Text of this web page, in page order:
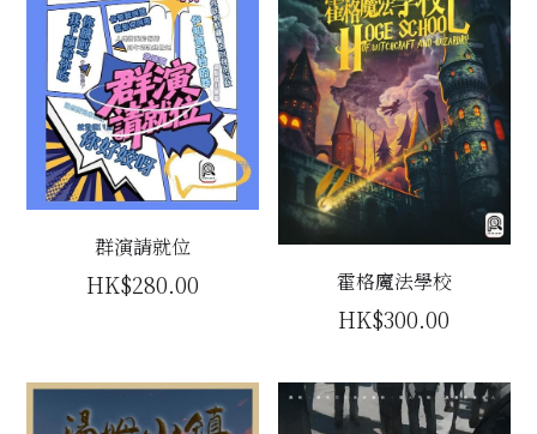
拼團快團群組
劇本殺介紹
新手須知
預約方法
主題房間
會員優惠
主持/劇本招募
群演請就位
HK$280.00 霍格魔法學校
HK$300.00